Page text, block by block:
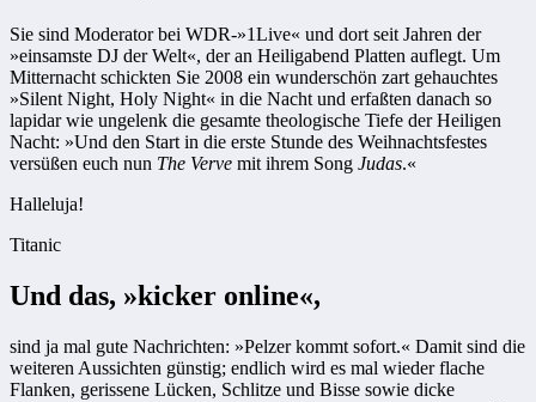
Sie sind Moderator bei WDR-»1Live« und dort seit Jahren der
»einsamste DJ der Welt«, der an Heiligabend Platten auflegt. Um
Mitternacht schickten Sie 2008 ein wunderschön zart gehauchtes
»Silent Night, Holy Night« in die Nacht und erfaßten danach so
lapidar wie ungelenk die gesamte theologische Tiefe der Heiligen
Nacht: »Und den Start in die erste Stunde des Weihnachtsfestes
versüßen euch nun The Verve mit ihrem Song Judas.«
Halleluja!
Titanic
Und das, »kicker online«,
sind ja mal gute Nachrichten: »Pelzer kommt sofort.« Damit sind die
weiteren Aussichten günstig; endlich wird es mal wieder flache
Flanken, gerissene Lücken, Schlitze und Bisse sowie dicke